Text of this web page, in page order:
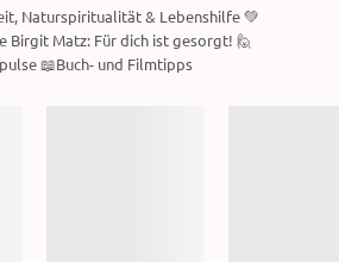
Naturspiritualität & Lebenshilfe 💚
Birgit Matz: Für dich ist gesorgt! 🙋
📖Buch- und Filmtipps